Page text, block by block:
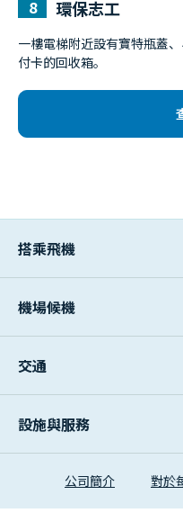
環保志工
一樓電梯附近設有寶特瓶蓋
付卡的回收箱。
搭乘飛機
機場候機
交通
設施與服務
公司簡介 對於